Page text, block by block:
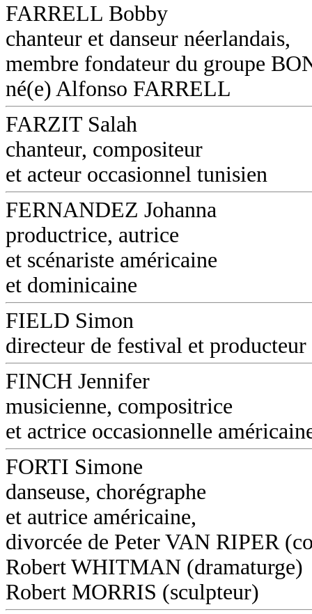
FARRELL Bobby
chanteur et danseur néerlandais,
membre fondateur du groupe
né(e) Alfonso FARRELL
FARZIT Salah
chanteur, compositeur
et acteur occasionnel tunisien
FERNANDEZ Johanna
productrice, autrice
et scénariste américaine
et dominicaine
FIELD Simon
directeur de festival et
FINCH Jennifer
musicienne, compositrice
et actrice occasionnelle
FORTI Simone
danseuse, chorégraphe
et autrice américaine,
divorcée de Peter VAN RIPER
Robert WHITMAN (dramaturge)
Robert MORRIS (sculpteur)